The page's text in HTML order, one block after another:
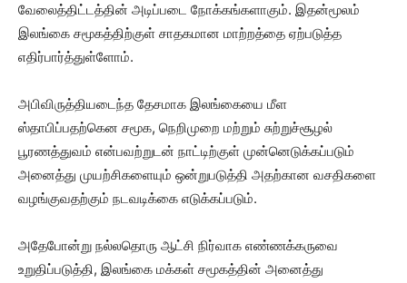
வேலைத்திட்டத்தின் அடிப்படை நோக்கங்களாகும். இதன்மூலம்
இலங்கை சமூகத்திற்குள் சாதகமான மாற்றத்தை ஏற்படுத்த
எதிர்பார்த்துள்ளோம்.
அபிவிருத்தியடைந்த தேசமாக இலங்கையை மீள
ஸ்தாபிப்பதற்கென சமூக, நெறிமுறை மற்றும் சுற்றுச்சூழல்
பூரணத்துவம் என்பவற்றுடன் நாட்டிற்குள் முன்னெடுக்கப்படும்
அனைத்து முயற்சிகளையும் ஒன்றுபடுத்தி அதற்கான வசதிகளை
வழங்குவதற்கும் நடவடிக்கை எடுக்கப்படும்.
அதேபோன்று நல்லதொரு ஆட்சி நிர்வாக எண்ணக்கருவை
உறுதிப்படுத்தி, இலங்கை மக்கள் சமூகத்தின் அனைத்து